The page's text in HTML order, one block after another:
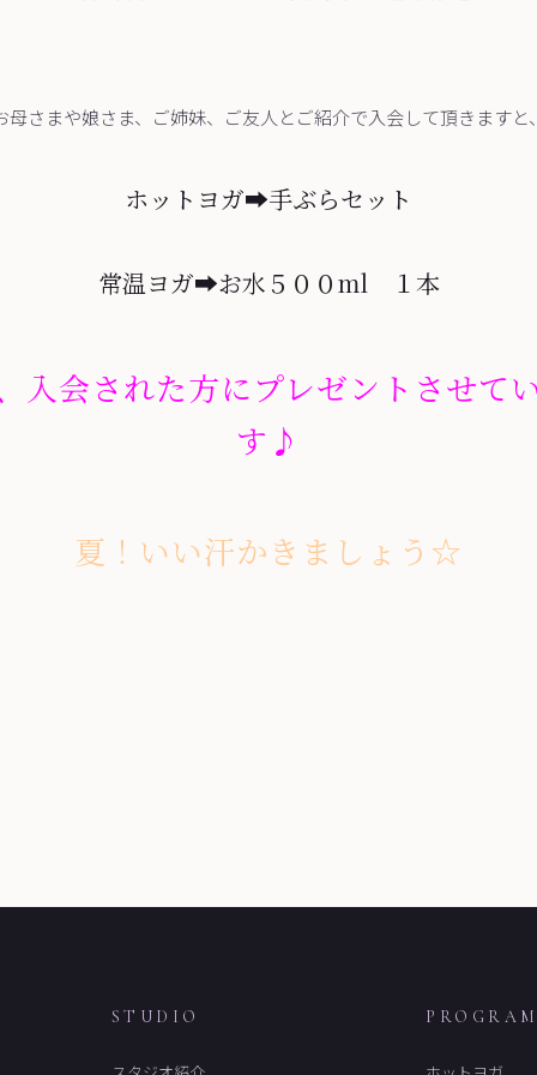
母さまや娘さま、ご姉妹、ご友人とご紹介で入会して頂きますと、
ホットヨガ➡手ぶらセット
常温ヨガ➡お水５００ml １本
入会された方にプレゼントさせて
す♪
夏！いい汗かきましょう☆
STUDIO PROGRAM